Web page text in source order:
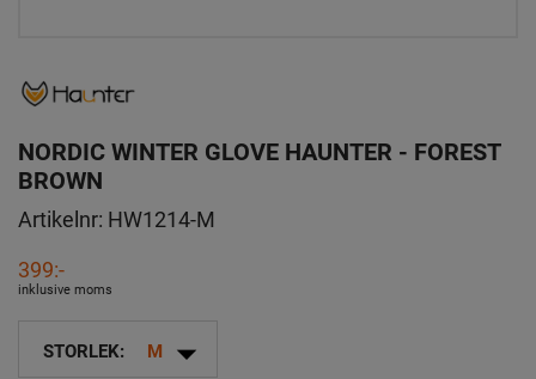
NORDIC WINTER GLOVE HAUNTER - FOREST
BROWN
Artikelnr: HW1214-M
399:-
inklusive moms
STORLEK: M arrow_drop_down